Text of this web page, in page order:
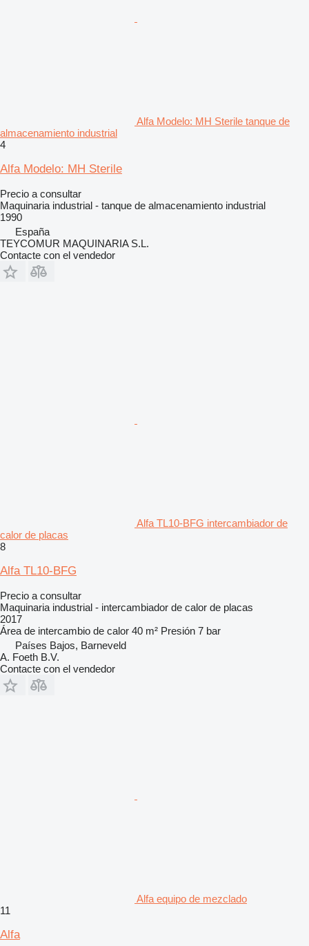
Alfa Modelo: MH Sterile tanque de
almacenamiento industrial
4
Alfa Modelo: MH Sterile
Precio a consultar
Maquinaria industrial - tanque de almacenamiento industrial
1990
España
TEYCOMUR MAQUINARIA S.L.
Contacte con el vendedor
Alfa TL10-BFG intercambiador de
calor de placas
8
Alfa TL10-BFG
Precio a consultar
Maquinaria industrial - intercambiador de calor de placas
2017
Área de intercambio de calor 40 m² Presión 7 bar
Países Bajos, Barneveld
A. Foeth B.V.
Contacte con el vendedor
Alfa equipo de mezclado
11
Alfa